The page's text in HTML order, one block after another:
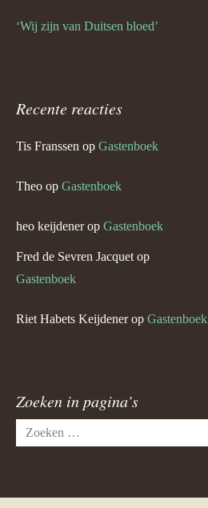
‘Wij zijn van Duitsen bloed’
Recente reacties
Tis Franssen op Gastenboek
Theo op Gastenboek
heo keijdenerop Gastenboek
Fred de Sevren Jacquet op
Gastenboek
Riet Habets Keijdenerop Gastenboek
Zoeken in pagina’s
Zoeken
naar: